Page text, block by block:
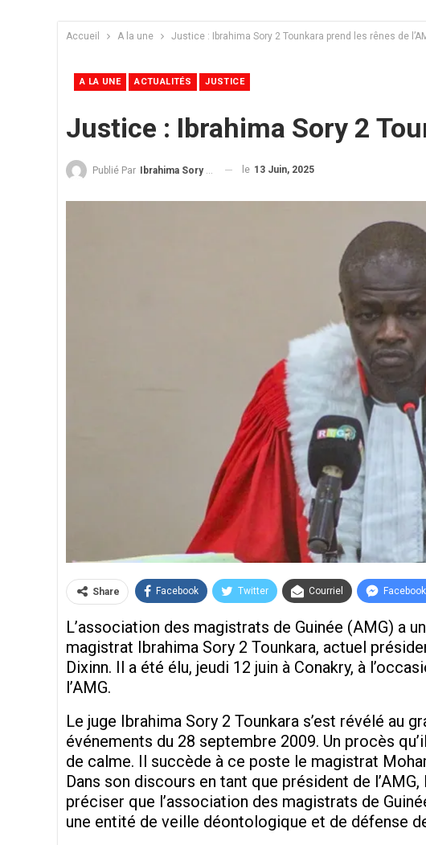
Accueil A la une Justice : Ibrahima Sory 2 Tounkara prend les rênes de
A LA UNE ACTUALITÉS JUSTICE
Justice : Ibrahima Sory 2
Publié Par Ibrahima Sory Diallo le 13 Juin, 2025
Share Facebook Twitter Courriel
L’association des magistrats de Guinée (AMG) a
magistrat Ibrahima Sory 2 Tounkara, actuel
Dixinn. Il a été élu, jeudi 12 juin à Conakry, à
l’AMG.
Le juge Ibrahima Sory 2 Tounkara s’est révélé au
événements du 28 septembre 2009. Un procès
de calme. Il succède à ce poste le magistrat
Dans son discours en tant que président de
préciser que l’association des magistrats de
une entité de veille déontologique et de défense